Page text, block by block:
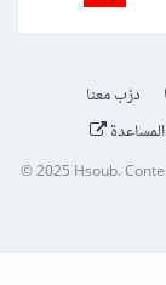
درّب معنا
© 2025Hsoub.